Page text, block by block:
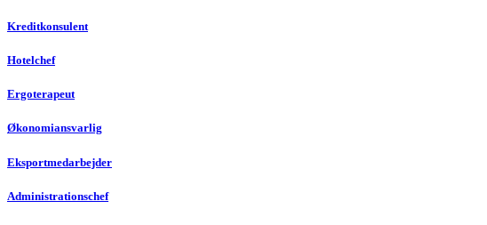
Kreditkonsulent
Hotelchef
Ergoterapeut
Økonomiansvarlig
Eksportmedarbejder
Administrationschef